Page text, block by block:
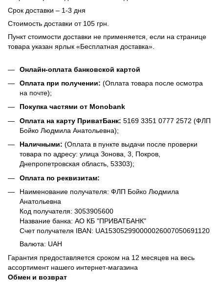
Срок доставки – 1-3 дня
Стоимость доставки от 105 грн.
Пункт стоимости доставки не применяется, если на странице
товара указан ярлык «Бесплатная доставка».
Онлайн-оплата банковской картой
Оплата при получении: (Оплата товара после осмотра
на почте);
Покупка частями от Monobank
Оплата на карту ПриватБанк: 5169 3351 0777 2572 (ФЛП
Бойко Людмила Анатольевна);
Наличными: (Оплата в пункте выдачи после проверки
товара по адресу: улица Зонова, 3, Покров,
Днепропетровская область, 53303);
Оплата по реквизитам:
Наименование получателя: ФЛП Бойко Людмила
Анатольевна
Код получателя: 3053905600
Название банка: АО КБ "ПРИВАТБАНК"
Счет получателя IBAN: UA153052990000026007050691120
Валюта: UAH
Гарантия предоставляется сроком на 12 месяцев на весь
ассортимент нашего интернет-магазина
Обмен и возврат